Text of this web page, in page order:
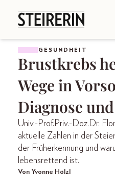
GESUNDHEIT
Brustkrebs
Wege in
Diagnose
Univ.-Prof.Priv.-Doz.Dr.
aktuelle Zahlen in der
der Früherkennung und
lebensrettend ist.
Von Yvonne Hölzl